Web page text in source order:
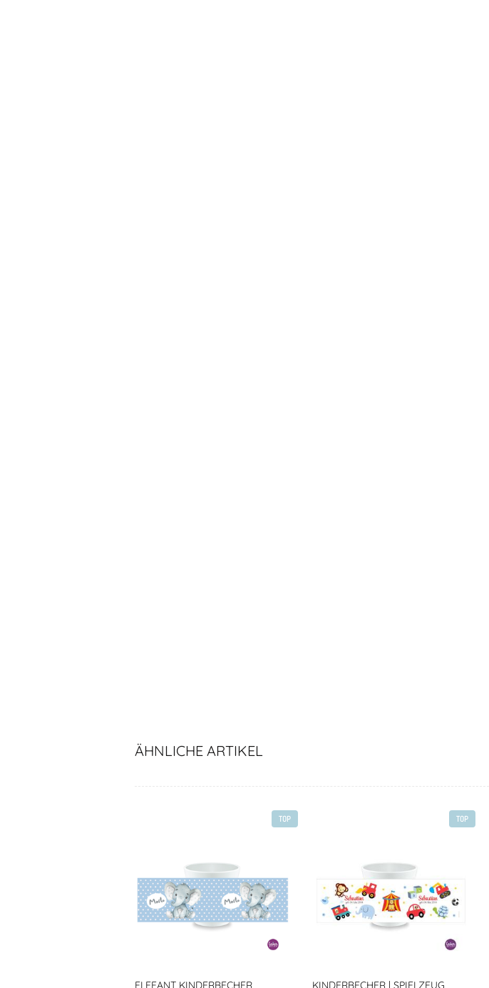
ÄHNLICHE ARTIKEL
TOP
ELEFANT KINDERBECHER,
TOP
KINDERBECHER | SPIELZEUG